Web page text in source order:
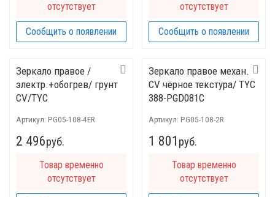
отсутствует
Сообщить о появлении
отсутствует
Сообщить о появлении
Зеркало правое /
электр.+обогрев/ грунт
CV/TYC
Артикул: PG05-108-4ER
2 496руб.
Товар временно
отсутствует
Зеркало правое механ.
CV чёрное текстура/ TYC
388-PGD081C
Артикул: PG05-108-2R
1 801 руб.
Товар временно
отсутствует